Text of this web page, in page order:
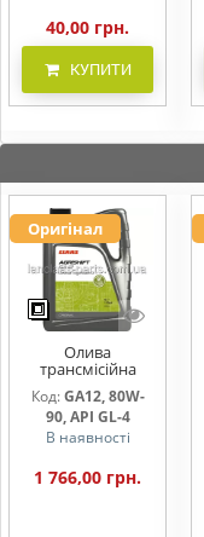
40,00 грн.
КУПИТИ
Оригінал
Олива
трансмісійна
AGRISHIFT GA12 5
л
Код:GA12, 80W-
90, API GL-4
В наявності
1 766,00 грн.